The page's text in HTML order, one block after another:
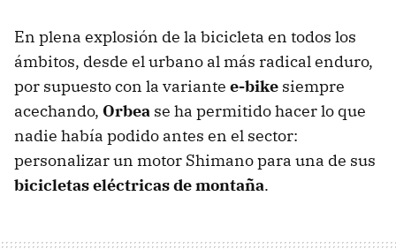
En plena explosión de la bicicleta en todos los
ámbitos, desde el urbano al más radical enduro,
por supuesto con la variante e-bike siempre
acechando, Orbea se ha permitido hacer lo que
nadie había podido antes en el sector:
personalizar un motor Shimano para una de sus
bicicletas eléctricas de montaña.